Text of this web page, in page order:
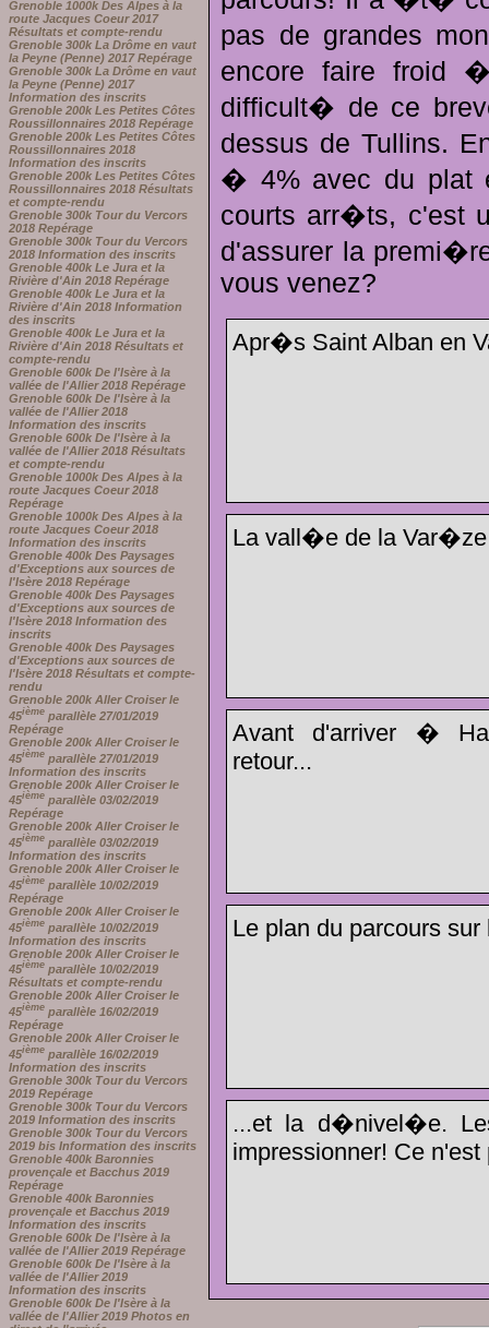
Grenoble 1000k Des Alpes à la
route Jacques Coeur 2017
Résultats et compte-rendu
Grenoble 300k La Drôme en vaut
la Peyne (Penne) 2017 Repérage
Grenoble 300k La Drôme en vaut
la Peyne (Penne) 2017
Information des inscrits
Grenoble 200k Les Petites Côtes
Roussillonnaires 2018 Repérage
Grenoble 200k Les Petites Côtes
Roussillonnaires 2018
Information des inscrits
Grenoble 200k Les Petites Côtes
Roussillonnaires 2018 Résultats
et compte-rendu
Grenoble 300k Tour du Vercors
2018 Repérage
Grenoble 300k Tour du Vercors
2018 Information des inscrits
Grenoble 400k Le Jura et la
Rivière d'Ain 2018 Repérage
Grenoble 400k Le Jura et la
Rivière d'Ain 2018 Information
des inscrits
Grenoble 400k Le Jura et la
Rivière d'Ain 2018 Résultats et
compte-rendu
Grenoble 600k De l'Isère à la
vallée de l'Allier 2018 Repérage
Grenoble 600k De l'Isère à la
vallée de l'Allier 2018
Information des inscrits
Grenoble 600k De l'Isère à la
vallée de l'Allier 2018 Résultats
et compte-rendu
Grenoble 1000k Des Alpes à la
route Jacques Coeur 2018
Repérage
Grenoble 1000k Des Alpes à la
route Jacques Coeur 2018
Information des inscrits
Grenoble 400k Des Paysages
d'Exceptions aux sources de
l'Isère 2018 Repérage
Grenoble 400k Des Paysages
d'Exceptions aux sources de
l'Isère 2018 Information des
inscrits
Grenoble 400k Des Paysages
d'Exceptions aux sources de
l'Isère 2018 Résultats et compte-
rendu
Grenoble 200k Aller Croiser le
45ième parallèle 27/01/2019
Repérage
Grenoble 200k Aller Croiser le
45ième parallèle 27/01/2019
Information des inscrits
Grenoble 200k Aller Croiser le
45ième parallèle 03/02/2019
Repérage
Grenoble 200k Aller Croiser le
45ième parallèle 03/02/2019
Information des inscrits
Grenoble 200k Aller Croiser le
45ième parallèle 10/02/2019
Repérage
Grenoble 200k Aller Croiser le
45ième parallèle 10/02/2019
Information des inscrits
Grenoble 200k Aller Croiser le
45ième parallèle 10/02/2019
Résultats et compte-rendu
Grenoble 200k Aller Croiser le
45ième parallèle 16/02/2019
Repérage
Grenoble 200k Aller Croiser le
45ième parallèle 16/02/2019
Information des inscrits
Grenoble 300k Tour du Vercors
2019 Repérage
Grenoble 300k Tour du Vercors
2019 Information des inscrits
Grenoble 300k Tour du Vercors
2019 bis Information des inscrits
Grenoble 400k Baronnies
provençale et Bacchus 2019
Repérage
Grenoble 400k Baronnies
provençale et Bacchus 2019
Information des inscrits
Grenoble 600k De l'Isère à la
vallée de l'Allier 2019 Repérage
Grenoble 600k De l'Isère à la
vallée de l'Allier 2019
Information des inscrits
Grenoble 600k De l'Isère à la
vallée de l'Allier 2019 Photos en
pas de grandes
encore faire froid
difficult� de ce
dessus de Tullins.
� 4% avec du plat
courts arr�ts, c'est
d'assurer la
vous venez?
Apr�s Saint Alban en
La vall�e de la
Avant d'arriver �
retour...
Le plan du parcours
...et la d�nivel�e.
impressionner! Ce